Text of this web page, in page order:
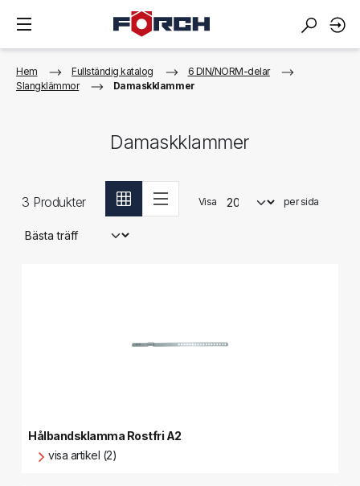
Hem Fullständig katalog
6 DIN/NORM-delar
Slangklämmor
Damaskklammer
Damaskklammer
3 Produkter Visa per sida
Hålbandsklamma Rostfri A2
visa artikel (2)